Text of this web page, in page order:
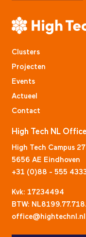
Clusters
Projecten
Events
Actueel
Contact
High Tech NL Office
High Tech Campus 27
5656 AE Eindhoven
+31 (0)88 - 555
Kvk: 17234494
BTW:
office@hightechnl.nl